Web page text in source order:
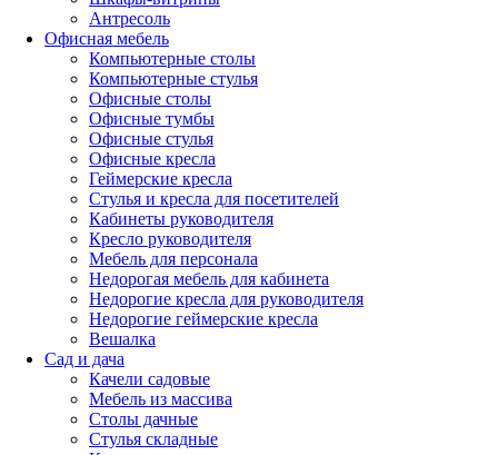
Антресоль
Офисная мебель
Компьютерные столы
Компьютерные стулья
Офисные столы
Офисные тумбы
Офисные стулья
Офисные кресла
Геймерские кресла
Стулья и кресла для посетителей
Кабинеты руководителя
Кресло руководителя
Мебель для персонала
Недорогая мебель для кабинета
Недорогие кресла для руководителя
Недорогие геймерские кресла
Вешалка
Сад и дача
Качели садовые
Мебель из массива
Столы дачные
Стулья складные